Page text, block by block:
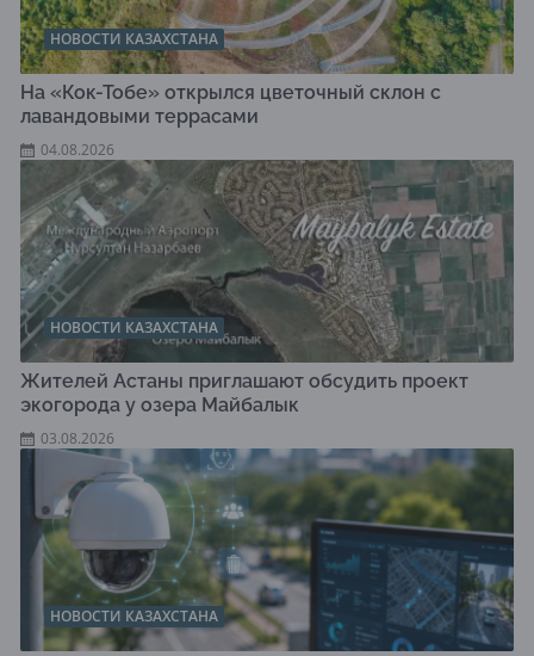
НОВОСТИ КАЗАХСТАНА
На «Кок-Тобе» открылся цветочный склон с
лавандовыми террасами
04.08.2026
НОВОСТИ КАЗАХСТАНА
Жителей Астаны приглашают обсудить проект
экогорода у озера Майбалык
03.08.2026
НОВОСТИ КАЗАХСТАНА